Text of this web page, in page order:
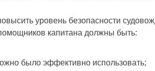
уровень безопасности
капитана должны быть:
было эффективно использовать;